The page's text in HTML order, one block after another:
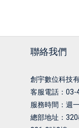
聯絡我們
創宇數位科技
客服電話：03-
服務時間：週
總部地址：